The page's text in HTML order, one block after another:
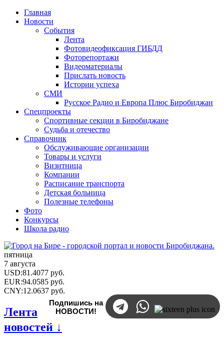
Главная
Новости
События
Лента
Фотовидеофиксация ГИБДД
Фоторепортажи
Видеоматериалы
Прислать новость
Истории успеха
СМИ
Русское Радио и Европа Плюс Биробиджан
Спецпроекты
Спортивные секции в Биробиджане
Судьба и отечество
Справочник
Обслуживающие организации
Товары и услуги
Визитница
Компании
Расписание транспорта
Детская больница
Полезные телефоны
Фото
Конкурсы
Школа радио
пятница
7 августа
USD:81.4077 руб.
EUR:94.0585 руб.
CNY:12.0637 руб.
Подпишись на
НОВОСТИ!
Лента
новостей ↓